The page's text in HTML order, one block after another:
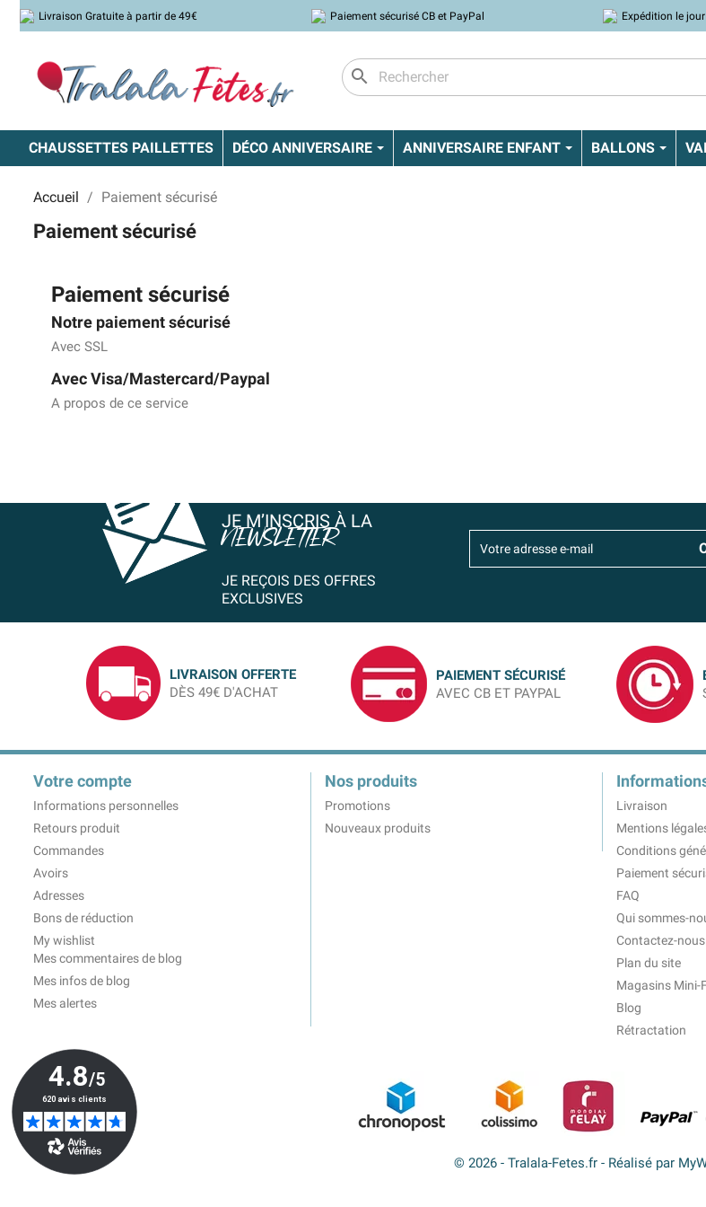
Livraison Gratuite à partir de 49€ Paiement sécurisé CB et PayPal Expédition le
search
CHAUSSETTES PAILLETTES DÉCO ANNIVERSAIRE ANNIVERSAIRE ENFANT BALLONS
Accueil Paiement sécurisé
Paiement sécurisé
Paiement sécurisé
Notre paiement sécurisé
Avec SSL
Avec Visa/Mastercard/Paypal
A propos de ce service
JE M’INSCRIS À LA
NEWSLETTER
JE REÇOIS DES OFFRES
EXCLUSIVES
LIVRAISON OFFERTE
DÈS 49€ D'ACHAT
PAIEMENT SÉCURISÉ
AVEC CB ET PAYPAL
Votre compte
Informations personnelles
Retours produit
Commandes
Avoirs
Adresses
Bons de réduction
My wishlist
Mes commentaires de blog
Mes infos de blog
Mes alertes
Nos produits
Promotions
Nouveaux produits
Livraison
Mentions
Conditions
Paiement
FAQ
Qui sommes-
Contactez-nous
Plan du site
Magasins Mini-
Blog
Rétractation
© 2026 - Tralala-Fetes.fr - Réalisé par